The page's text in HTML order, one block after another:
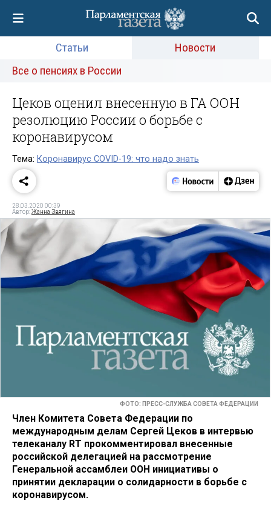
Статьи
Новости
Все о пенсиях в России
Цеков оценил внесенную в ГА ООН
резолюцию России о борьбе с
коронавирусом
Тема: Коронавирус COVID-19: что надо знать
28.03.2020 00:39
Автор:Жанна Звягина
ФОТО: ПРЕСС-СЛУЖБА СОВЕТА ФЕДЕРАЦИИ
Член Комитета Совета Федерации по
международным делам Сергей Цеков в интервью
телеканалу RT прокомментировал внесенные
российской делегацией на рассмотрение
Генеральной ассамблеи ООН инициативы о
принятии декларации о солидарности в борьбе с
коронавирусом.